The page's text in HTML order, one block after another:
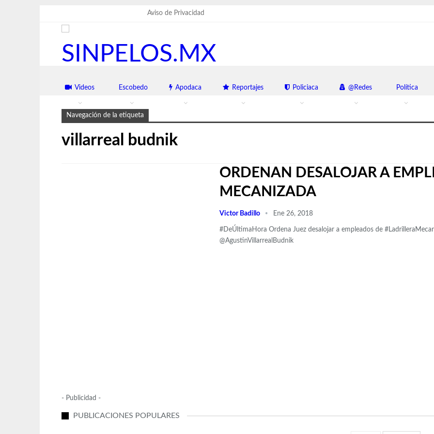
Aviso de Privacidad
Videos Escobedo Apodaca Reportajes Policiaca @Redes Política
Navegación de la etiqueta
villarreal budnik
ORDENAN DESALOJAR A
MECANIZADA
Victor Badillo Ene 26, 2018
#DeÚltimaHora Ordena Juez desalojar a empleados de
@AgustinVillarrealBudnik
- Publicidad -
PUBLICACIONES POPULARES